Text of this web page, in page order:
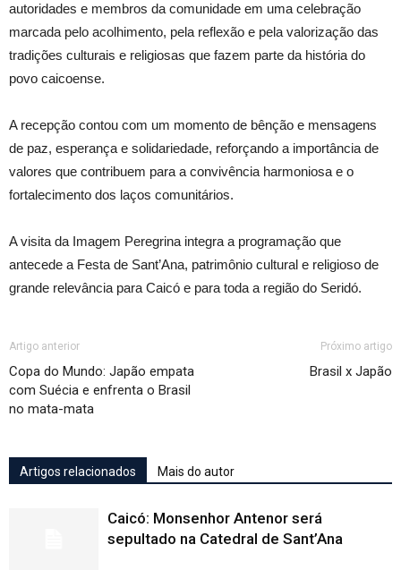
autoridades e membros da comunidade em uma celebração
marcada pelo acolhimento, pela reflexão e pela valorização das
tradições culturais e religiosas que fazem parte da história do
povo caicoense.
A recepção contou com um momento de bênção e mensagens
de paz, esperança e solidariedade, reforçando a importância de
valores que contribuem para a convivência harmoniosa e o
fortalecimento dos laços comunitários.
A visita da Imagem Peregrina integra a programação que
antecede a Festa de Sant’Ana, patrimônio cultural e religioso de
grande relevância para Caicó e para toda a região do Seridó.
Artigo anterior
Copa do Mundo: Japão empata
com Suécia e enfrenta o Brasil
no mata-mata
Próximo artigo
Brasil x Japão
Artigos relacionados Mais do autor
Caicó: Monsenhor Antenor será
sepultado na Catedral de Sant’Ana